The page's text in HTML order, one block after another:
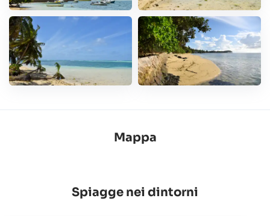
Mappa
Spiagge nei dintorni